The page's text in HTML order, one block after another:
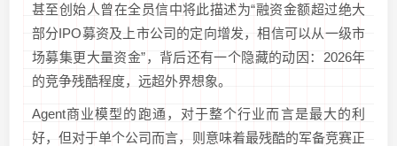
甚至创始人曾在全员信中将此描述为“融资金额超过绝大
部分IPO募资及上市公司的定向增发，相信可以从一级市
场募集更大量资金”，背后还有一个隐藏的动因：2026年
的竞争残酷程度，远超外界想象。
Agent商业模型的跑通，对于整个行业而言是最大的利
好，但对于单个公司而言，则意味着最残酷的军备竞赛正